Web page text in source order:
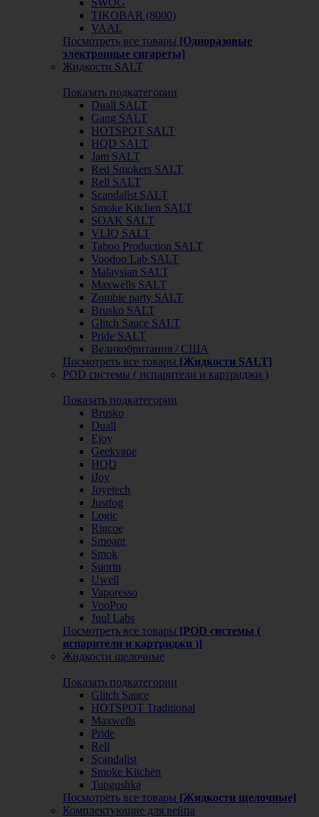
TIKOBAR (8000)
VAAL
Посмотреть все товары [Одноразовые
электронные сигареты]
Жидкости SALT
Показать подкатегории
Duall SALT
Gang SALT
HOTSPOT SALT
HQD SALT
Jam SALT
Red Smokers SALT
Rell SALT
Scandalist SALT
Smoke Kitchen SALT
SOAK SALT
VLIQ SALT
Taboo Production SALT
Voodoo Lab SALT
Malaysian SALT
Maxwells SALT
Zombie party SALT
Brusko SALT
Glitch Sauce SALT
Pride SALT
Великобритания / США
Посмотреть все товары [Жидкости SALT]
POD системы ( испарители и картриджи )
Показать подкатегории
Brusko
Duall
Ejoy
Geekvape
HQD
iJoy
Joyetech
Justfog
Logic
Rincoe
Smoant
Smok
Suorin
Uwell
Vaporesso
VooPoo
Juul Labs
Посмотреть все товары [POD системы (
испарители и картриджи )]
Жидкости щелочные
Показать подкатегории
Glitch Sauce
HOTSPOT Traditional
Maxwells
Pride
Rell
Scandalist
Smoke Kitchen
Tungushka
Посмотреть все товары [Жидкости щелочные]
Комплектующие для вейпа